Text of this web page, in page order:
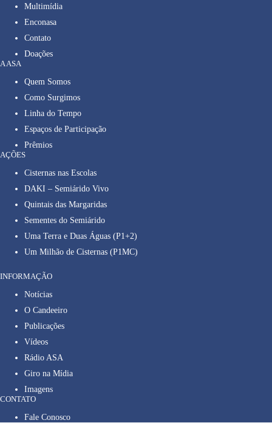
Multimídia
Enconasa
Contato
Doações
A ASA
Quem Somos
Como Surgimos
Linha do Tempo
Espaços de Participação
Prêmios
AÇÕES
Cisternas nas Escolas
DAKI – Semiárido Vivo
Quintais das Margaridas
Sementes do Semiárido
Uma Terra e Duas Águas (P1+2)
Um Milhão de Cisternas (P1MC)
INFORMAÇÃO
Notícias
O Candeeiro
Publicações
Vídeos
Rádio ASA
Giro na Mídia
Imagens
CONTATO
Fale Conosco